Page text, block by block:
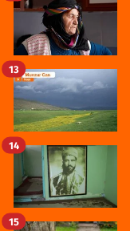
13
14
15